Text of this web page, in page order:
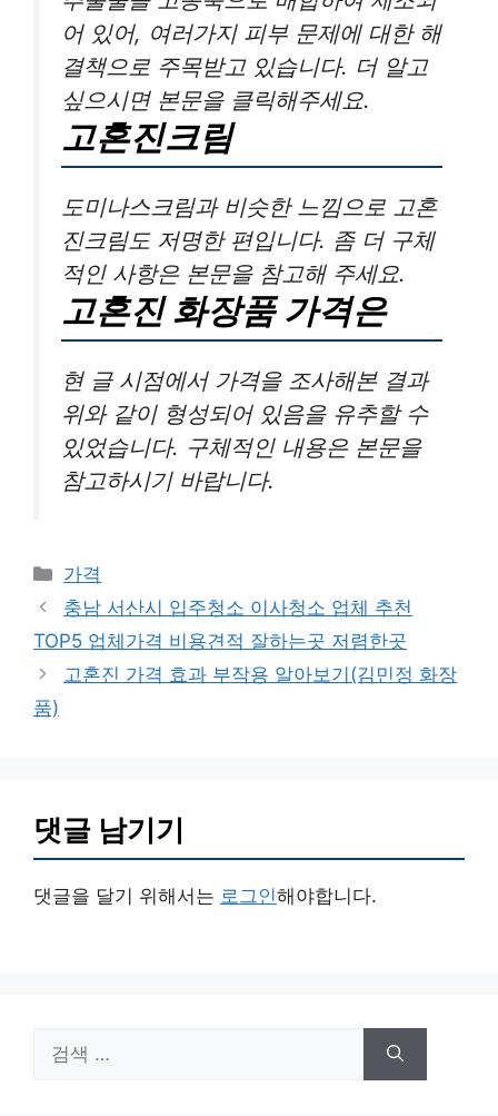
어 있어, 여러가지 피부 문제에 대한 해
결책으로 주목받고 있습니다. 더 알고
싶으시면 본문을 클릭해주세요.
고혼진크림
도미나스크림과 비슷한 느낌으로 고혼
진크림도 저명한 편입니다. 좀 더 구체
적인 사항은 본문을 참고해 주세요.
고혼진 화장품 가격은
현 글 시점에서 가격을 조사해본 결과
위와 같이 형성되어 있음을 유추할 수
있었습니다. 구체적인 내용은 본문을
참고하시기 바랍니다.
카
테
리
가격
충남 서산시 입주청소 이사청소 업체 추천
TOP5 업체가격 비용견적 잘하는곳 저렴한곳
고혼진 가격 효과 부작용 알아보기(김민정 화장
품)
댓글 남기기
댓글을 달기 위해서는 로그인해야합니다.
색: